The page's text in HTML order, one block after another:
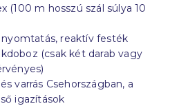
(100 m hosszú szál súlya 10
nyomtatás, reaktív festék
(csak két darab vagy
varrás Csehországban, a
igazítások